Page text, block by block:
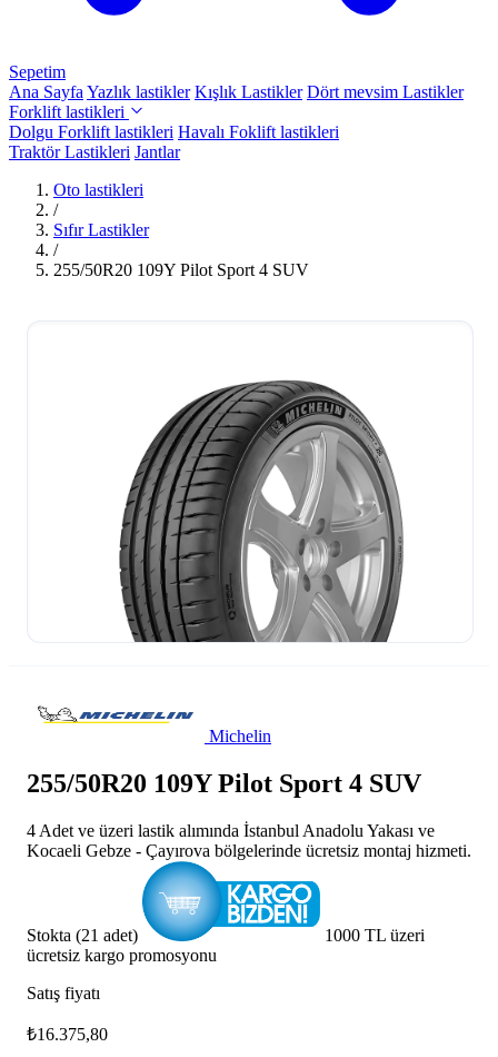
Sepetim
Ana Sayfa Yazlık lastikler Kışlık Lastikler Dört mevsim Lastikler
Forklift lastikleri
Dolgu Forklift lastikleri Havalı Foklift lastikleri
Traktör Lastikleri Jantlar
Oto lastikleri
/
Sıfır Lastikler
/
255/50R20 109Y Pilot Sport 4 SUV
Michelin
255/50R20 109Y Pilot Sport 4 SUV
4 Adet ve üzeri lastik alımında İstanbul Anadolu Yakası ve
Kocaeli Gebze - Çayırova bölgelerinde ücretsiz montaj hizmeti.
Stokta (21 adet)
1000 TL üzeri
ücretsiz kargo promosyonu
Satış fiyatı
₺16.375,80